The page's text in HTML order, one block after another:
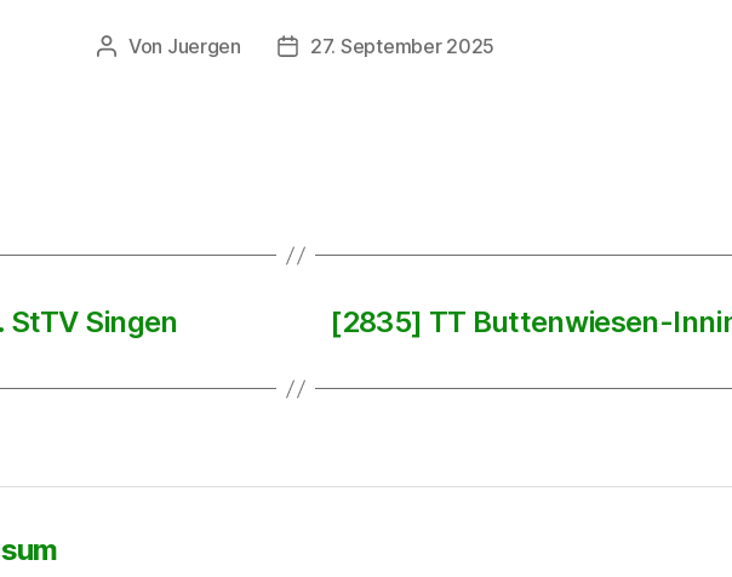
Beitragsautor
Von Juergen Beitragsdatum
27. September 2025
Singen [2835] TT Buttenwiesen-